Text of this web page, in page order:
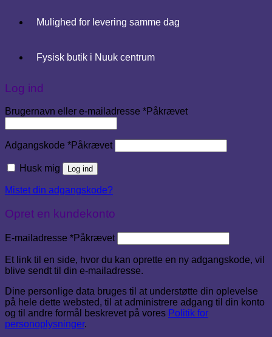
Mulighed for levering samme dag
Fysisk butik i Nuuk centrum
Log ind
Brugernavn eller e-mailadresse *Påkrævet
Adgangskode *Påkrævet
Husk mig Log ind
Mistet din adgangskode?
Opret en kundekonto
E-mailadresse *Påkrævet
Et link til en side, hvor du kan oprette en ny adgangskode, vil
blive sendt til din e-mailadresse.
Dine personlige data bruges til at understøtte din oplevelse
på hele dette websted, til at administrere adgang til din konto
og til andre formål beskrevet på vores Politik for
personoplysninger.